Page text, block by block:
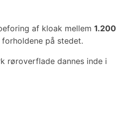
af kloak mellem 1.200
på stedet.
røroverflade dannes inde i